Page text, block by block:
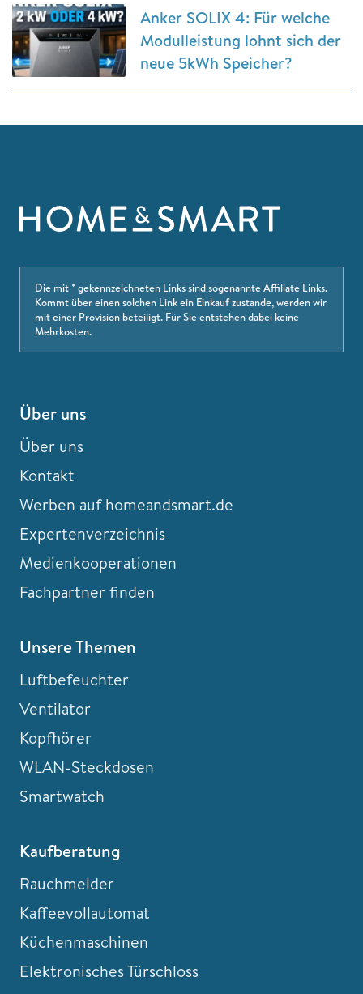
Anker SOLIX 4: Für welche
Modulleistung lohnt sich der
neue 5kWh Speicher?
Die mit * gekennzeichneten Links sind sogenannte Affiliate Links.
Kommt über einen solchen Link ein Einkauf zustande, werden wir
mit einer Provision beteiligt. Für Sie entstehen dabei keine
Mehrkosten.
Über uns
Über uns
Kontakt
Werben auf homeandsmart.de
Expertenverzeichnis
Medienkooperationen
Fachpartner finden
Unsere Themen
Luftbefeuchter
Ventilator
Kopfhörer
WLAN-Steckdosen
Smartwatch
Kaufberatung
Rauchmelder
Kaffeevollautomat
Küchenmaschinen
Elektronisches Türschloss